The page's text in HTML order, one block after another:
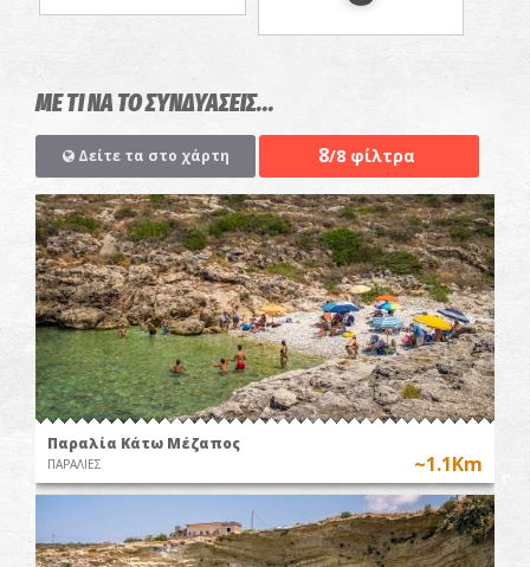
ΜΕ ΤΙ ΝΑ ΤΟ ΣΥΝΔΥΑΣΕΙΣ...
Δείτε τα στο χάρτη 8/8 φίλτρα
Παραλία Κάτω Μέζαπος
ΠΑΡΑΛΙΕΣ ~1.1Km